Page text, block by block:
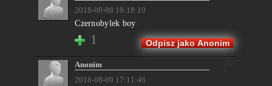
2018-08-08 19:18:10
Czernobylek boy
1 Odpisz jako Anonim
Anonim
2018-08-09 17:11:46